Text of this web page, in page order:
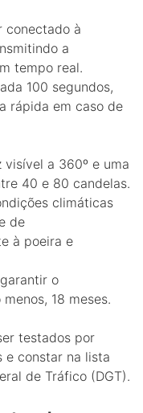
conectado à
a
tempo real.
100 segundos,
rápida em caso de
visível a 360º e uma
40 e 80 candelas.
climáticas
de
à poeira e
o
18 meses.
testados por
e constar na lista
de Tráfico (DGT).